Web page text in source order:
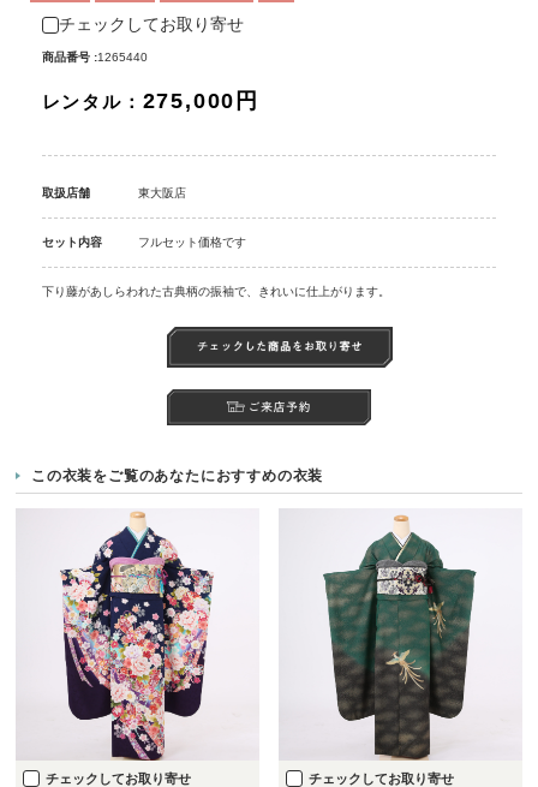
チェックしてお取り寄せ
商品番号 :1265440
レンタル： 275,000円
取扱店舗 東大阪店
セット内容 フルセット価格です
下り藤があしらわれた古典柄の振袖で、きれいに仕上がります。
この衣装をご覧のあなたにおすすめの衣装
チェックしてお取り寄せ チェックしてお取り寄せ